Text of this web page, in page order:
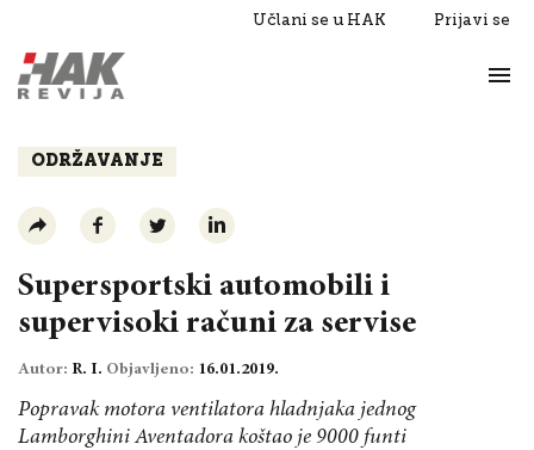
Učlani se u HAK Prijavi se
Razgovori
ODRŽAVANJE
Supersportski automobili i
supervisoki računi za servise
Autor: R. I. Objavljeno: 16.01.2019.
Popravak motora ventilatora hladnjaka jednog
Lamborghini Aventadora koštao je 9000 funti